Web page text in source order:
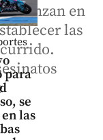
para
se
las
avanzan en
las